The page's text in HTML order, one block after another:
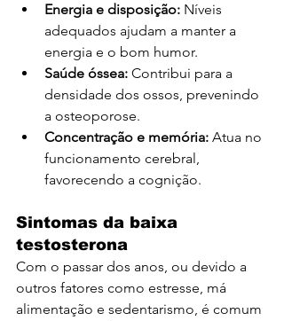
Energia e disposição: Níveis
adequados ajudam a manter a
energia e o bom humor.
Saúde óssea: Contribui para a
densidade dos ossos, prevenindo
a osteoporose.
Concentração e memória: Atua no
funcionamento cerebral,
favorecendo a cognição.
Sintomas da baixa
testosterona
Com o passar dos anos, ou devido a
outros fatores como estresse, má
alimentação e sedentarismo, é comum